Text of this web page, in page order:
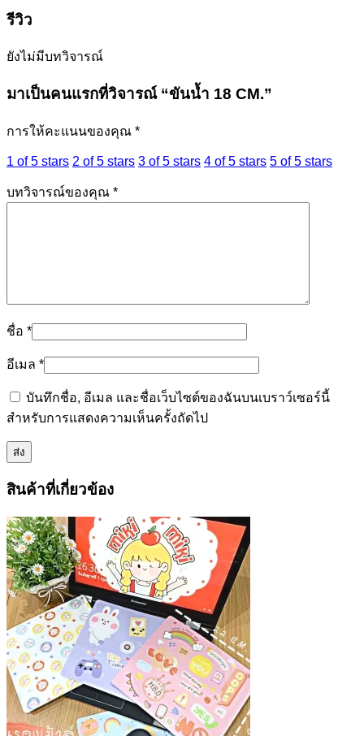
รีวิว
ยังไม่มีบทวิจารณ์
มาเป็นคนแรกที่วิจารณ์ “ขันน้ำ 18 CM.”
การให้คะแนนของคุณ *
1 of 5 stars 2 of 5 stars 3 of 5 stars 4 of 5 stars 5 of 5 stars
บทวิจารณ์ของคุณ *
ชื่อ *
อีเมล *
บันทึกชื่อ, อีเมล และชื่อเว็บไซต์ของฉันบนเบราว์เซอร์นี้
สำหรับการแสดงความเห็นครั้งถัดไป
สินค้าที่เกี่ยวข้อง